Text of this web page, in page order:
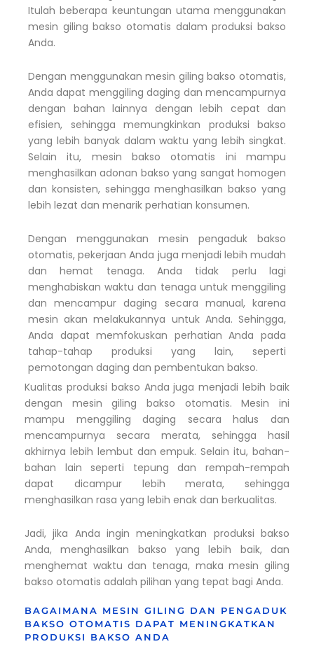
Itulah beberapa keuntungan utama menggunakan
mesin giling bakso otomatis dalam produksi bakso
Anda.
Dengan menggunakan mesin giling bakso otomatis,
Anda dapat menggiling daging dan mencampurnya
dengan bahan lainnya dengan lebih cepat dan
efisien, sehingga memungkinkan produksi bakso
yang lebih banyak dalam waktu yang lebih singkat.
Selain itu, mesin bakso otomatis ini mampu
menghasilkan adonan bakso yang sangat homogen
dan konsisten, sehingga menghasilkan bakso yang
lebih lezat dan menarik perhatian konsumen.
Dengan menggunakan mesin pengaduk bakso
otomatis, pekerjaan Anda juga menjadi lebih mudah
dan hemat tenaga. Anda tidak perlu lagi
menghabiskan waktu dan tenaga untuk menggiling
dan mencampur daging secara manual, karena
mesin akan melakukannya untuk Anda. Sehingga,
Anda dapat memfokuskan perhatian Anda pada
tahap-tahap produksi yang lain, seperti
pemotongan daging dan pembentukan bakso.
Kualitas produksi bakso Anda juga menjadi lebih baik
dengan mesin giling bakso otomatis. Mesin ini
mampu menggiling daging secara halus dan
mencampurnya secara merata, sehingga hasil
akhirnya lebih lembut dan empuk. Selain itu, bahan-
bahan lain seperti tepung dan rempah-rempah
dapat dicampur lebih merata, sehingga
menghasilkan rasa yang lebih enak dan berkualitas.
Jadi, jika Anda ingin meningkatkan produksi bakso
Anda, menghasilkan bakso yang lebih baik, dan
menghemat waktu dan tenaga, maka mesin giling
bakso otomatis adalah pilihan yang tepat bagi Anda.
BAGAIMANA MESIN GILING DAN PENGADUK
BAKSO OTOMATIS DAPAT MENINGKATKAN
PRODUKSI BAKSO ANDA